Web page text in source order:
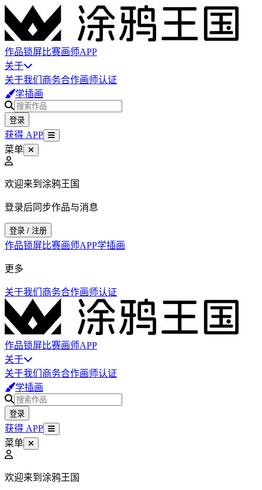
作品锁屏比赛画师APP
关于
关于我们 商务合作画师认证
学插画
登录
获得 APP
菜单
欢迎来到涂鸦王国
登录后同步作品与消息
登录 / 注册
作品锁屏比赛画师APP学插画
更多
关于我们 商务合作画师认证
作品锁屏比赛画师APP
关于
关于我们 商务合作画师认证
学插画
登录
获得 APP
菜单
欢迎来到涂鸦王国